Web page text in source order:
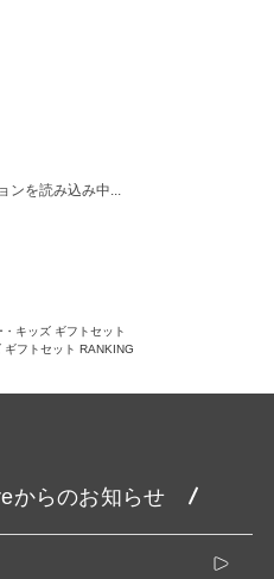
ンを読み込み中...
・キッズ ギフトセット
フトセット RANKING
からのお知らせ